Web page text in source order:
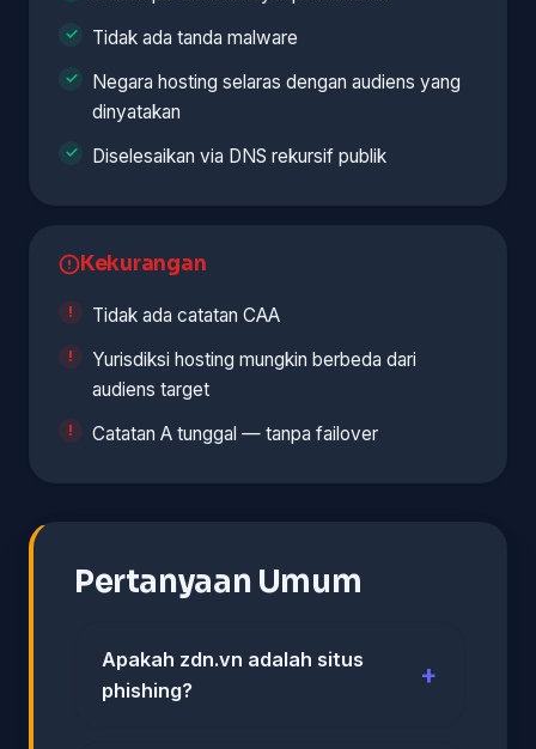
Tidak ada tanda malware
Negara hosting selaras dengan audiens yang
dinyatakan
Diselesaikan via DNS rekursif publik
Kekurangan
Tidak ada catatan CAA
Yurisdiksi hosting mungkin berbeda dari
audiens target
Catatan A tunggal — tanpa failover
Pertanyaan Umum
Apakah zdn.vn adalah situs
phishing?